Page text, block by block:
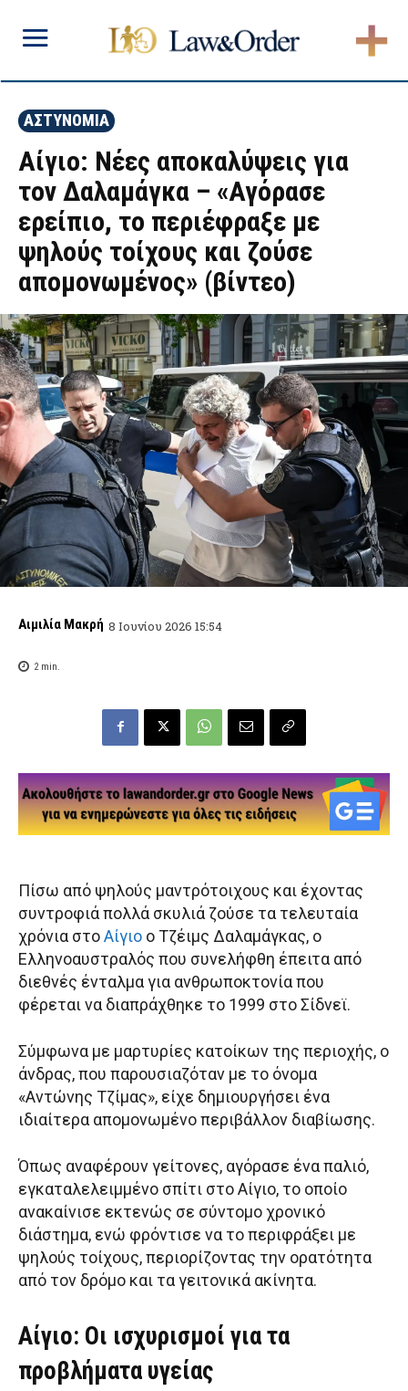
ΑΣΤΥΝΟΜΙΑ
Αίγιο: Νέες αποκαλύψεις για
τον Δαλαμάγκα – «Αγόρασε
ερείπιο, το περιέφραξε με
ψηλούς τοίχους και ζούσε
απομονωμένος» (βίντεο)
Αιμιλία Μακρή 8 Ιουνίου 2026 15:54
2min.
Πίσω από ψηλούς μαντρότοιχους και έχοντας
συντροφιά πολλά σκυλιά ζούσε τα τελευταία
χρόνια στοΑίγιο ο Τζέιμς Δαλαμάγκας, ο
Ελληνοαυστραλός που συνελήφθη έπειτα από
διεθνές ένταλμα για ανθρωποκτονία που
φέρεται να διαπράχθηκε το 1999 στο Σίδνεϊ.
Σύμφωνα με μαρτυρίες κατοίκων της περιοχής, ο
άνδρας, που παρουσιαζόταν με το όνομα
«Αντώνης Τζίμας», είχε δημιουργήσει ένα
ιδιαίτερα απομονωμένο περιβάλλον διαβίωσης.
Όπως αναφέρουν γείτονες, αγόρασε ένα παλιό,
εγκαταλελειμμένο σπίτι στο Αίγιο, το οποίο
ανακαίνισε εκτενώς σε σύντομο χρονικό
διάστημα, ενώ φρόντισε να το περιφράξει με
ψηλούς τοίχους, περιορίζοντας την ορατότητα
από τον δρόμο και τα γειτονικά ακίνητα.
Αίγιο: Οι ισχυρισμοί για τα
προβλήματα υγείας